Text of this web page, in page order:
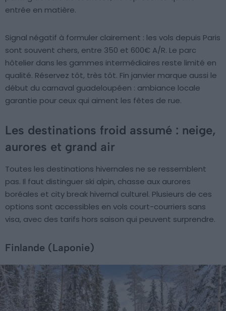
entrée en matière.
Signal négatif à formuler clairement : les vols depuis Paris
sont souvent chers, entre 350 et 600€ A/R. Le parc
hôtelier dans les gammes intermédiaires reste limité en
qualité. Réservez tôt, très tôt. Fin janvier marque aussi le
début du carnaval guadeloupéen : ambiance locale
garantie pour ceux qui aiment les fêtes de rue.
Les destinations froid assumé : neige,
aurores et grand air
Toutes les destinations hivernales ne se ressemblent
pas. Il faut distinguer ski alpin, chasse aux aurores
boréales et city break hivernal culturel. Plusieurs de ces
options sont accessibles en vols court-courriers sans
visa, avec des tarifs hors saison qui peuvent surprendre.
Finlande (Laponie)